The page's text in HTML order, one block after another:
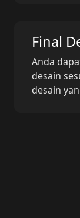
Final
Anda
desain
desain